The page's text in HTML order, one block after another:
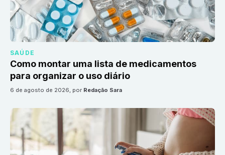
SAÚDE
Como montar uma lista de medicamentos
para organizar o uso diário
6 de agosto de 2026, por Redação Sara